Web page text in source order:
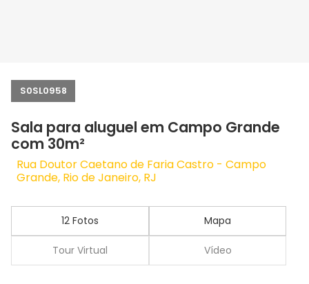
S0SL0958
Sala para aluguel em Campo Grande
com 30m²
Rua Doutor Caetano de Faria Castro - Campo
Grande, Rio de Janeiro, RJ
12 Fotos Mapa
Tour Virtual Vídeo